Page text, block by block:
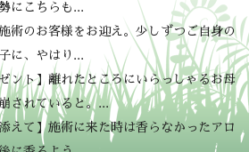
にこちらも...
術のお客様をお迎え。少しずつご自身の
に、やはり...
ント】離れたところにいらっしゃるお母
されていると。...
えて】施術に来た時は香らなかったアロ